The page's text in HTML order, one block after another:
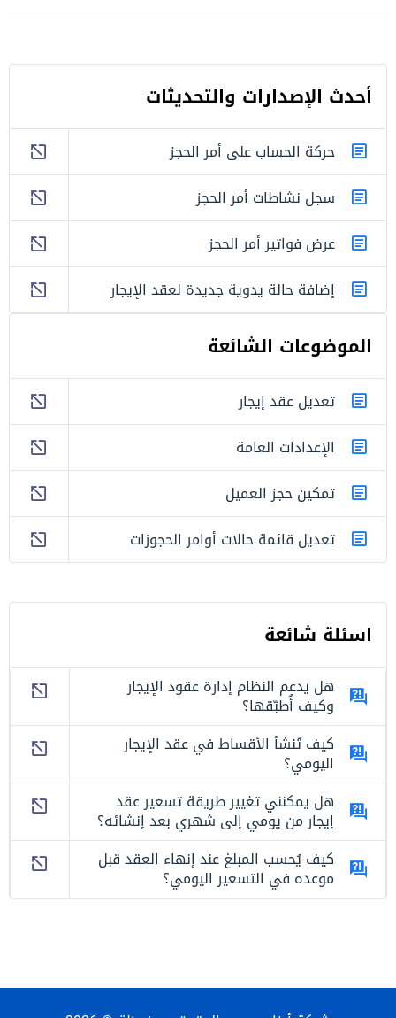
أحدث اﻹصدارات والتحديثات
حركة الحساب على أمر الحجز
سجل نشاطات أمر الحجز
عرض فواتير أمر الحجز
إضافة حالة يدوية جديدة لعقد الإيجار
الموضوعات الشائعة
تعديل عقد إيجار
الإعدادات العامة
تمكين حجز العميل
تعديل قائمة حالات أوامر الحجوزات
اسئلة شائعة
هل يدعم النظام إدارة عقود الإيجار
وكيف أُطبّقها؟
كيف تُنشأ الأقساط في عقد الإيجار
اليومي؟
هل يمكنني تغيير طريقة تسعير عقد
إيجار من يومي إلى شهري بعد إنشائه؟
كيف يُحسب المبلغ عند إنهاء العقد قبل
موعده في التسعير اليومي؟